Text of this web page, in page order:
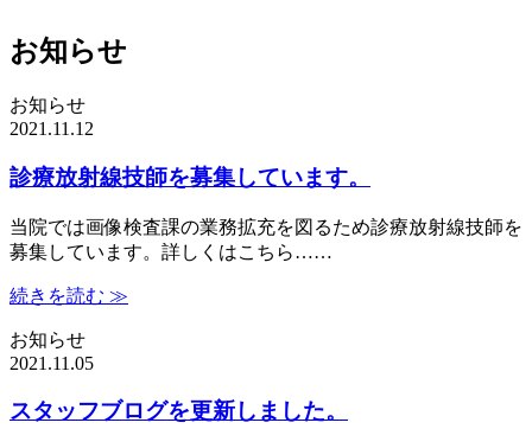
お知らせ
お知らせ
2021.11.12
診療放射線技師を募集しています。
当院では画像検査課の業務拡充を図るため診療放射線技師を
募集しています。詳しくはこちら……
続きを読む ≫
お知らせ
2021.11.05
スタッフブログを更新しました。